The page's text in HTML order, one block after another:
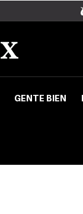
GENTE BIEN